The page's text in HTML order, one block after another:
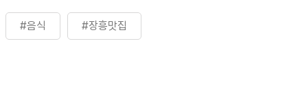
#음식 #장흥맛집